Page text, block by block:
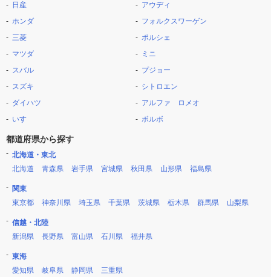
日産
ホンダ
三菱
マツダ
スバル
スズキ
ダイハツ
いすゞ
アウディ
フォルクスワーゲン
ポルシェ
ミニ
プジョー
シトロエン
アルファ ロメオ
ボルボ
都道府県から探す
北海道・東北
北海道
青森県 岩手県 宮城県 秋田県 山形県 福島県
関東
東京都
神奈川県 埼玉県 千葉県 茨城県 栃木県 群馬県 山梨県
信越・北陸
新潟県
長野県 富山県 石川県 福井県
東海
愛知県
岐阜県 静岡県 三重県